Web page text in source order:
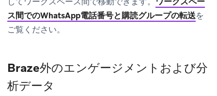
ス間でのWhatsApp電話番号と購読グループの転送を
ご覧ください。
Braze外のエンゲージメントおよび分
析データ